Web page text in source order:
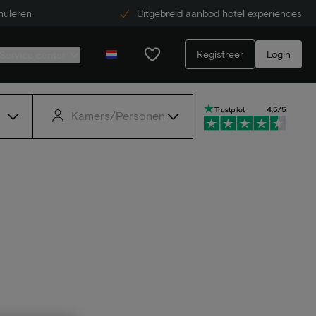
Uitgebreid aanbod hotel experiences
Registreer Login
Kamers/Personen